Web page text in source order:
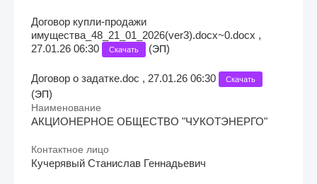
Договор купли-продажи
имущества_48_21_01_2026(ver3).docx~0.docx ,
27.01.26 06:30
Скачать (ЭП)
Договор о задатке.doc , 27.01.26 06:30 Скачать
(ЭП)
Наименование
АКЦИОНЕРНОЕ ОБЩЕСТВО "ЧУКОТЭНЕРГО"
Контактное лицо
Кучерявый Станислав Геннадьевич